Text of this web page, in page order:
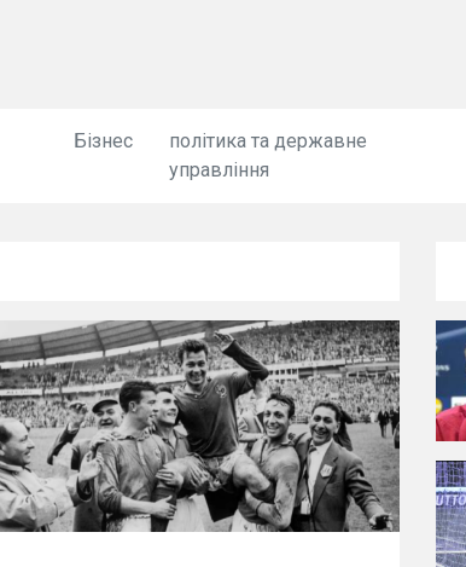
Бізнес
політика та державне
управління